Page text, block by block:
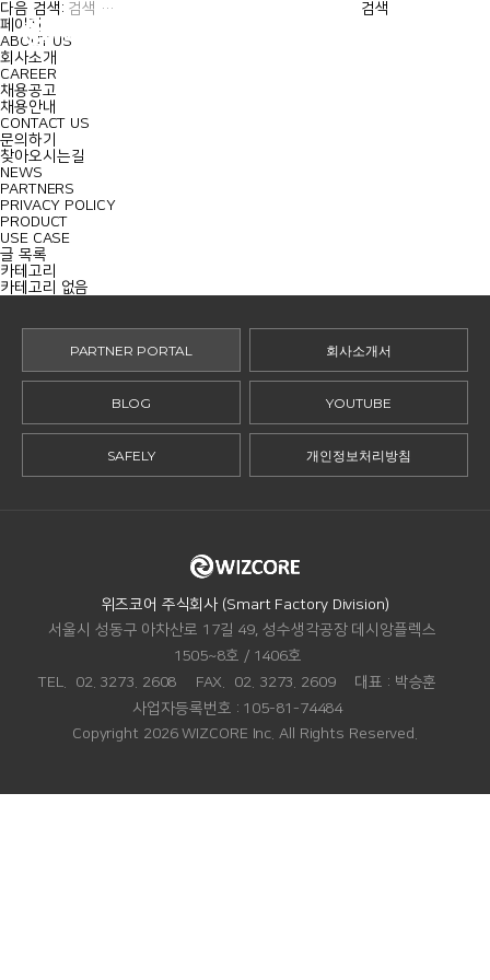
MENU
다음 검색:
페이지
ABOUT US
회사소개
CAREER
채용공고
채용안내
CONTACT US
문의하기
찾아오시는길
NEWS
PARTNERS
PRIVACY POLICY
PRODUCT
USE CASE
글 목록
카테고리
카테고리 없음
PARTNER PORTAL 회사소개서
BLOG YOUTUBE
SAFELY 개인정보처리방침
위즈코어 주식회사 (Smart Factory Division)
서울시 성동구 아차산로 17길 49, 성수생각공장 데시앙플렉스
1505~8호 / 1406호
TEL.
02. 3273. 2608 FAX. 02. 3273. 2609 대표 : 박승훈
사업자등록번호 : 105-81-74484
Copyright 2026 WIZCORE Inc. All Rights Reserved.